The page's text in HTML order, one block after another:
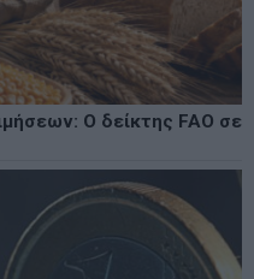
Ο δείκτης FAO σε